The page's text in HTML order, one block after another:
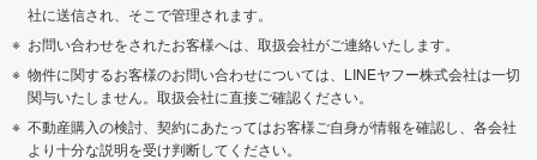
社に送信され、そこで管理されます。
お問い合わせをされたお客様へは、取扱会社がご連絡いたします。
物件に関するお客様のお問い合わせについては、LINEヤフー株式会社は一切
関与いたしません。取扱会社に直接ご確認ください。
不動産購入の検討、契約にあたってはお客様ご自身が情報を確認し、各会社
より十分な説明を受け判断してください。